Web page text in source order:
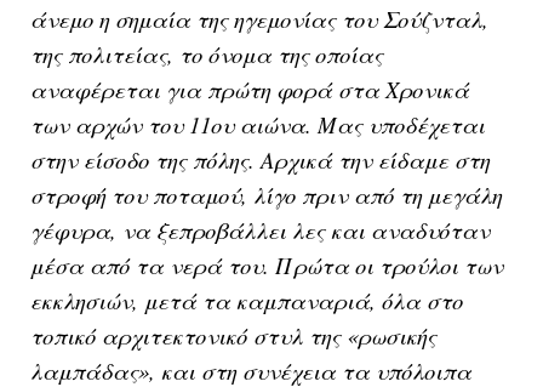
άνεμο η σημαία της ηγεμονίας του Σούζνταλ,
της πολιτείας, το όνομα της οποίας
αναφέρεται για πρώτη φορά στα Χρονικά
των αρχών του 11ου αιώνα. Μας υποδέχεται
στην είσοδο της πόλης. Αρχικά την είδαμε στη
στροφή του ποταμού, λίγο πριν από τη μεγάλη
γέφυρα, να ξεπροβάλλει λες και αναδυόταν
μέσα από τα νερά του. Πρώτα οι τρούλοι των
εκκλησιών, μετά τα καμπαναριά, όλα στο
τοπικό αρχιτεκτονικό στυλ της «ρωσικής
λαμπάδας», και στη συνέχεια τα υπόλοιπα